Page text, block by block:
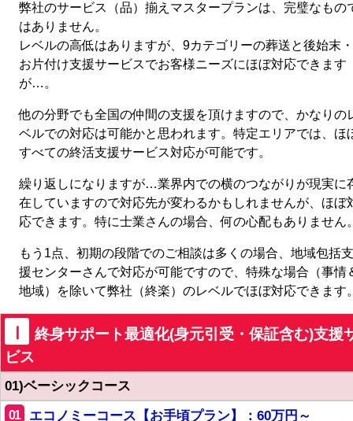
弊社のサービス（品）揃えマスタープランは、完璧なもの
はありません。
レベルの高低はありますが、9カテゴリーの葬送と後始末・
お片付け支援サービスでお客様ニーズにほぼ対応できます
が…。
他の分野でも全国の仲間の支援を頂けますので、かなりの
ベルでの対応は可能かと思われます。特定エリアでは、ほ
すべての終活支援サービス対応が可能です。
繰り返しになりますが…業界内での横のつながりが現実に
在していますので対応先が変わるかもしれませんが、ほぼ
応できます。特に士業さんの場合、何の心配もありません
もう1点、初期の段階でのご相談は多くの場合、地域包括支
援センターさんで対応が可能ですので、特殊な場合（事情
地域）を除いて弊社（終楽）のレベルでほぼ対応できます
Ⅰ
終身サポート最適化(身元引受・保証含む)支援
ビス
01)ベーシックコース
01
エコノミーコース【お手頃プラン】：60万円～